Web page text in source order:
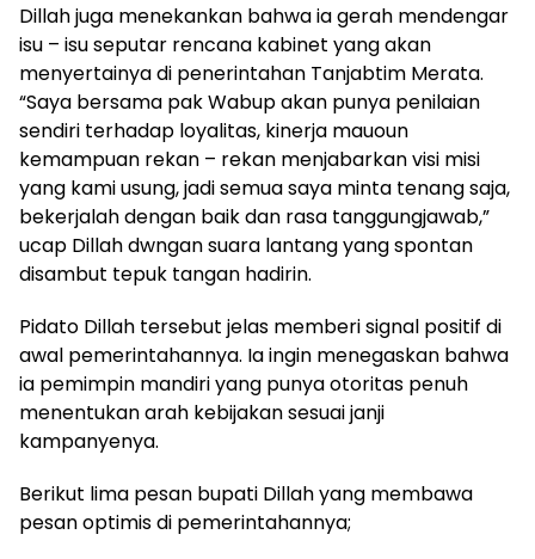
Dillah juga menekankan bahwa ia gerah mendengar
isu – isu seputar rencana kabinet yang akan
menyertainya di penerintahan Tanjabtim Merata.
“Saya bersama pak Wabup akan punya penilaian
sendiri terhadap loyalitas, kinerja mauoun
kemampuan rekan – rekan menjabarkan visi misi
yang kami usung, jadi semua saya minta tenang saja,
bekerjalah dengan baik dan rasa tanggungjawab,”
ucap Dillah dwngan suara lantang yang spontan
disambut tepuk tangan hadirin.
Pidato Dillah tersebut jelas memberi signal positif di
awal pemerintahannya. Ia ingin menegaskan bahwa
ia pemimpin mandiri yang punya otoritas penuh
menentukan arah kebijakan sesuai janji
kampanyenya.
Berikut lima pesan bupati Dillah yang membawa
pesan optimis di pemerintahannya;